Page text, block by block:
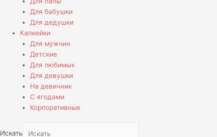
Для бабушки
Для дедушки
Капкейки
Для мужчин
Детские
Для любимых
Для девушки
На девичник
С ягодами
Корпоративные
Искать